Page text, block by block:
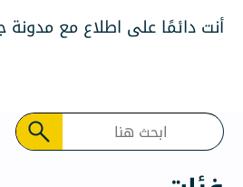
على اطلاع مع مدونة جيمنيشن.